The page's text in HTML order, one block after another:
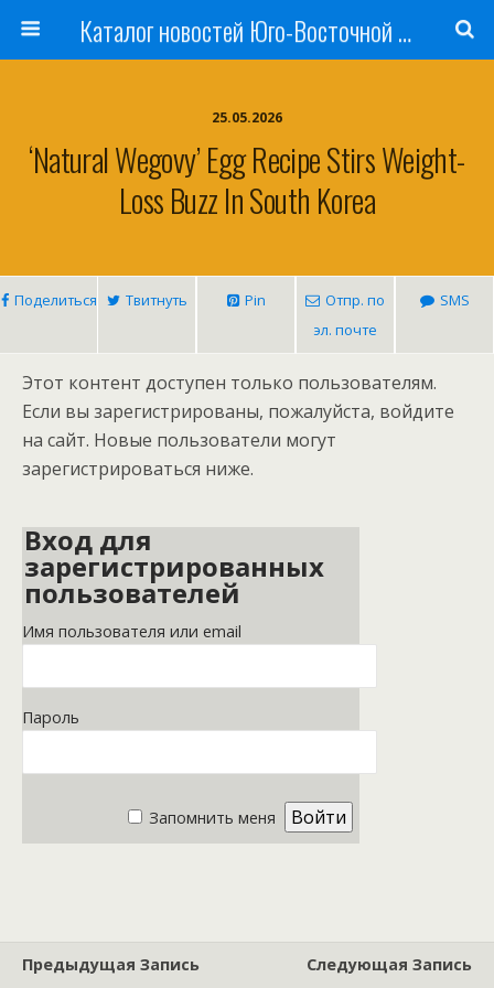
Каталог новостей Юго-Восточной Азии, Австралии и Океании
25.05.2026
‘Natural Wegovy’ Egg Recipe Stirs Weight-
Loss Buzz In South Korea
Поделиться Твитнуть Pin
Отпр. по
эл. почте
SMS
Этот контент доступен только пользователям.
Если вы зарегистрированы, пожалуйста, войдите
на сайт. Новые пользователи могут
зарегистрироваться ниже.
Вход для
зарегистрированных
пользователей
Имя пользователя или email
Пароль
Запомнить меня
Предыдущая Запись
Следующая Запись